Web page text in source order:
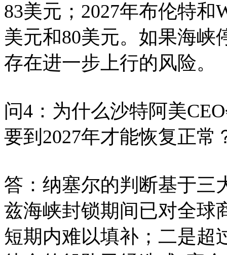
83美元；2027年布伦特
美元和80美元。如果海峡
存在进一步上行的风险。
问4：为什么沙特阿美
要到2027年才能恢复正常
答：纳塞尔的判断基于三
兹海峡封锁期间已对全球
短期内难以填补；二是超